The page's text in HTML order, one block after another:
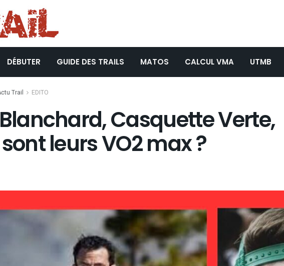
DÉBUTER GUIDE DES TRAILS MATOS CALCUL VMA UTMB
Trail EDITO
Casquette Verte,
leurs VO2 max ?